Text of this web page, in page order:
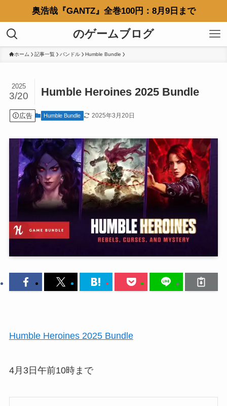
奥浩哉『GANTZ』全巻100円：8月9日まで
のゲームブログ
ホーム 記事一覧 バンドル Humble Bundle
Humble Heroines 2025 Bundle
2025
3/20
広告 Humble Bundle 2025年3月20日
Humble Heroines 2025 Bundle
4月3日午前10時まで